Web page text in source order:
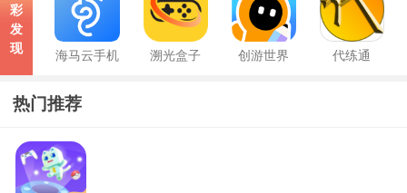
彩
发
现
海马云手机 溯光盒子 创游世界 代练通
热门推荐